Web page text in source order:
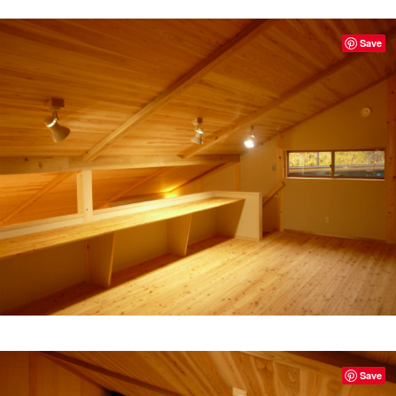
Save
Save